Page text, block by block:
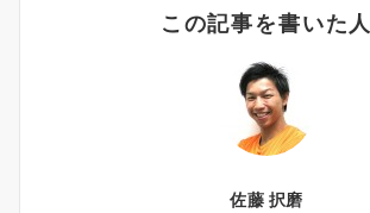
この記事を書いた人
佐藤 択磨